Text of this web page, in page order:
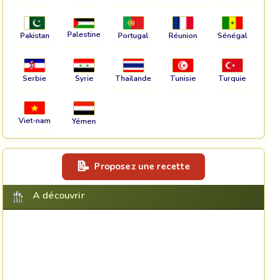
Pakistan Palestine Portugal Réunion Sénégal
Serbie Syrie Thaïlande Tunisie Turquie
Viet-nam Yémen
Proposez une recette
A découvrir